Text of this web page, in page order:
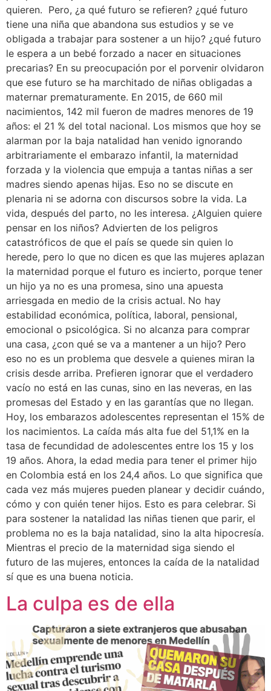
quieren. Pero, ¿a qué futuro se refieren? ¿qué futuro
tiene una niña que abandona sus estudios y se ve
obligada a trabajar para sostener a un hijo? ¿qué futuro
le espera a un bebé forzado a nacer en situaciones
precarias? En su preocupación por el porvenir olvidaron
que ese futuro se ha marchitado de niñas obligadas a
maternar prematuramente. En 2015, de 660 mil
nacimientos, 142 mil fueron de madres menores de 19
años: el 21 % del total nacional. Los mismos que hoy se
alarman por la baja natalidad han venido ignorando
arbitrariamente el embarazo infantil, la maternidad
forzada y la violencia que empuja a tantas niñas a ser
madres siendo apenas hijas. Eso no se discute en
plenaria ni se adorna con discursos sobre la vida. La
vida, después del parto, no les interesa. ¿Alguien quiere
pensar en los niños? Advierten de los peligros
catastróficos de que el país se quede sin quien lo
herede, pero lo que no dicen es que las mujeres aplazan
la maternidad porque el futuro es incierto, porque tener
un hijo ya no es una promesa, sino una apuesta
arriesgada en medio de la crisis actual. No hay
estabilidad económica, política, laboral, pensional,
emocional o psicológica. Si no alcanza para comprar
una casa, ¿con qué se va a mantener a un hijo? Pero
eso no es un problema que desvele a quienes miran la
crisis desde arriba. Prefieren ignorar que el verdadero
vacío no está en las cunas, sino en las neveras, en las
promesas del Estado y en las garantías que no llegan.
Hoy, los embarazos adolescentes representan el 15% de
los nacimientos. La caída más alta fue del 51,1% en la
tasa de fecundidad de adolescentes entre los 15 y los
19 años. Ahora, la edad media para tener el primer hijo
en Colombia está en los 24,4 años. Lo que significa que
cada vez más mujeres pueden planear y decidir cuándo,
cómo y con quién tener hijos. Esto es para celebrar. Si
para sostener la natalidad las niñas tienen que parir, el
problema no es la baja natalidad, sino la alta hipocresía.
Mientras el precio de la maternidad siga siendo el
futuro de las mujeres, entonces la caída de la natalidad
sí que es una buena noticia.
La culpa es de ella